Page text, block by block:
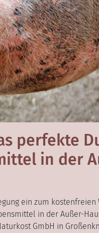
perfekte
in der
ein zum kostenfreien
in der Außer-
GmbH in